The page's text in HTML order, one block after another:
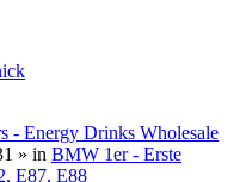
- Energy Drinks Wholesale
» in BMW 1er - Erste
E87, E88